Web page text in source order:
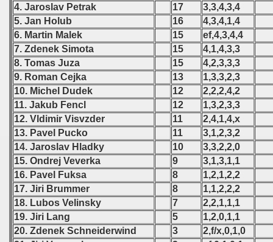
4. Jaroslav Petrak
17
3,3,4,3,4
5. Jan Holub
16
4,3,4,1,4
6. Martin Malek
15
ef,4,3,4,4
7. Zdenek Simota
15
4,1,4,3,3
8. Tomas Juza
15
4,2,3,3,3
9. Roman Cejka
13
1,3,3,2,3
10. Michel Dudek
12
2,2,2,4,2
11. Jakub Fencl
12
1,3,2,3,3
12. Vldimir Visvzder
11
2,4,1,4,x
13. Pavel Pucko
11
3,1,2,3,2
14. Jaroslav Hladky
10
3,3,2,2,0
15. Ondrej Veverka
9
3,1,3,1,1
16. Pavel Fuksa
8
1,2,1,2,2
17. Jiri Brummer
8
1,1,2,2,2
18. Lubos Velinsky
7
2,2,1,1,1
19. Jiri Lang
5
1,2,0,1,1
20. Zdenek Schneiderwind
3
2,f/x,0,1,0
- 2009
- 2010
Qualifications) - 2010
- 2010
- 2010
- 2010
- 2010
Qualification) - 2010
- 2010